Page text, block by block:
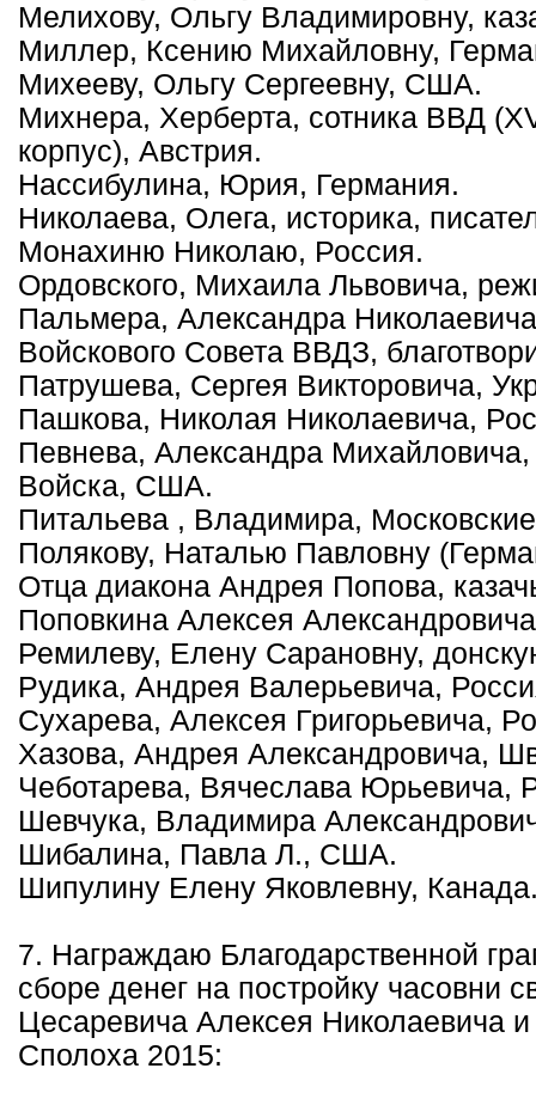
Мелихову, Ольгу Владимировну,
Миллер, Ксению Михайловну,
Михееву, Ольгу Сергеевну, США.
Михнера, Херберта, сотника ВВД
корпус), Австрия.
Нассибулина, Юрия, Германия.
Николаева, Олега, историка,
Монахиню Николаю, Россия.
Ордовского, Михаила Львовича,
Пальмера, Александра
Войскового Совета ВВДЗ,
Патрушева, Сергея Викторовича,
Пашкова, Николая Николаевича,
Певнева, Александра Михайловича,
Войска, США.
Питальева , Владимира,
Полякову, Наталью Павловну
Отца диакона Андрея Попова,
Поповкина Алексея
Ремилеву, Елену Сарановну,
Рудика, Андрея Валерьевича,
Сухарева, Алексея Григорьевича,
Хазова, Андрея Александровича,
Чеботарева, Вячеслава Юрьевича,
Шевчука, Владимира
Шибалина, Павла Л., США.
Шипулину Елену Яковлевну,
7. Награждаю Благодарственной
сборе денег на постройку часовни
Цесаревича Алексея Николаевича
Сполоха 2015: